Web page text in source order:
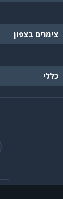
צימרים בצפון
כללי